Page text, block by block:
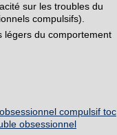
sur les troubles du
compulsifs).
légers du comportement
compulsif toc
obsessionnel